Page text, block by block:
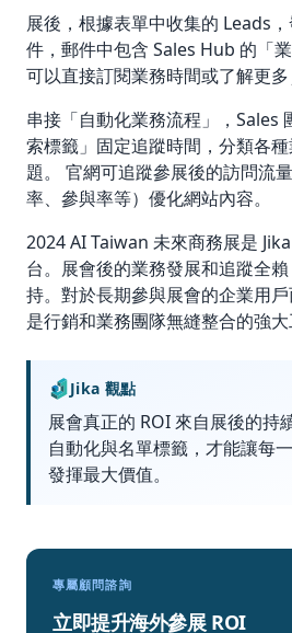
展後，根據表單中收集的 Leads
件，郵件中包含 Sales Hub 的「
可以直接訂閱業務時間或了解更多
串接「自動化業務流程」，Sales
索標籤」固定追蹤時間，分類各
題。 官網可追蹤參展後的訪問流
率、參與率等）優化網站內容。
2024 AI Taiwan 未來商務展是
台。展會後的業務發展和追蹤全
持。對於長期參與展會的企業用
是行銷和業務團隊無縫整合的強大
Jika 觀點
展會真正的 ROI 來自展後的持
自動化與名單標籤，才能讓每
發揮最大價值。
專屬顧問諮詢
立即提升海外參展 ROI